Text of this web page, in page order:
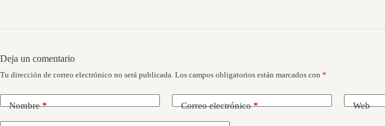
Deja un comentario
Tu dirección de correo electrónico no será publicada. Los campos obligatorios están marcados con *
Nombre* Correo electrónico* Web